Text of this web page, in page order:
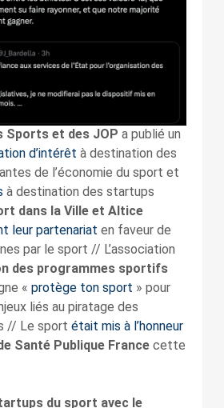
Sports et des JOP a publié un
d’intérêt à destination des
de l’économie du sport et
à destination des startups
dans la Ville et Altice
leur partenariat en faveur de
par le sport // L’association
des programmes sportifs
« protège ton sport » pour
liés au piratage des
// Le sport était mis à l’honneur
Santé Publique Francecette
du sport avec le